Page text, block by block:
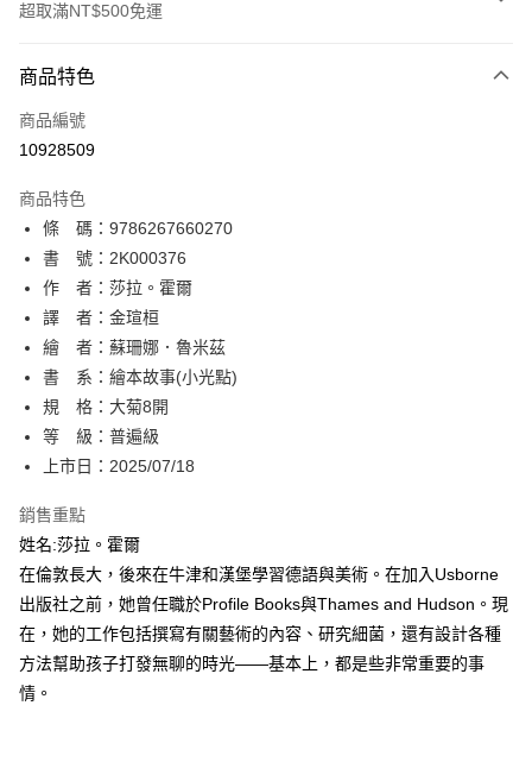
超取滿NT$500免運
信用卡一次付款
超商取貨付款
相關說明
【關於「AFTEE先享後付」】
AFTEE先享後付是「在收到商品之後才付款」的支付方式。 讓您購物簡單
便利好安心！
１．簡單：不需註冊會員、不需綁卡、不需儲值。
２．便利：只要手機號碼，簡訊認證，即可結帳。
３．安心：先確認商品／服務後，再付款。
【「AFTEE先享後付」結帳流程】
１．於結帳方式選擇「AFTEE先享後付」後，將跳轉至「AFTEE先享後付」
結帳頁面，進行簡訊認證並確認金額後，即可完成結帳。
２．訂單成立數日內，您將收到繳費通知簡訊。
３．收到繳費通知簡訊後14天內，點擊此簡訊中的連結，可透過四大超商／
※ 請注意：結帳手續完成當下不需立刻繳費，但若您需要取消訂單，請聯絡
購買商品的店家。未經商家同意取消之訂單仍視為有效，需透過AFTEE先享
後付繳納相關費用。
※ 交易是否成功請以「AFTEE先享後付 」之結帳頁面顯示為準，若有關於
是否繳費成功／繳費後需取消欲退款等相關疑問，請聯繫「AFTEE先享後付
【注意事項】
１．透過由恩沛科技股份有限公司提供之「AFTEE先享後付」服務完成之交
易，需依本服務之必要範圍內提供個人資料，並將交易相關給付款項請求債
ATM付款
運送方式
全家取貨付款
每筆NT$80，滿NT$500(含以上)免運費
付款後全家取貨
每筆NT$80，滿NT$500(含以上)免運費
每筆NT$80，滿NT$500(含以上)免運費
付款後萊爾富取貨
每筆NT$80，滿NT$500(含以上)免運費
7-11取貨付款
每筆NT$80，滿NT$500(含以上)免運費
商品特色
商品編號
10928509
商品特色
條 碼：9786267660270
書 號：2K000376
作 者：莎拉。霍爾
譯 者：金瑄桓
繪 者：蘇珊娜．魯米茲
書 系：繪本故事(小光點)
規 格：大菊8開
等 級：普遍級
上市日：2025/07/18
銷售重點
姓名:莎拉。霍爾
在倫敦長大，後來在牛津和漢堡學習德語與美術。在加入Usborne
出版社之前，她曾任職於Profile Books與Thames and Hudson。現
在，她的工作包括撰寫有關藝術的內容、研究細菌，還有設計各種
方法幫助孩子打發無聊的時光——基本上，都是些非常重要的事
情。